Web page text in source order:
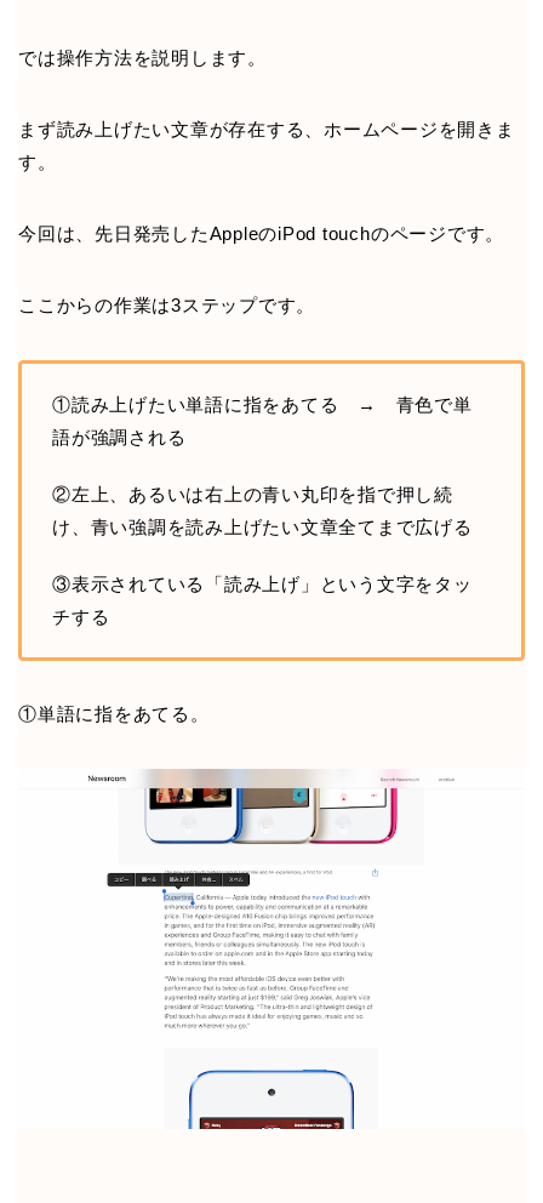
では操作方法を説明します。
まず読み上げたい文章が存在する、ホームページを開きま
す。
今回は、先日発売したAppleのiPod touchのページです。
ここからの作業は3ステップです。
①読み上げたい単語に指をあてる → 青色で単
語が強調される
②左上、あるいは右上の青い丸印を指で押し続
け、青い強調を読み上げたい文章全てまで広げる
③表示されている「読み上げ」という文字をタッ
チする
①単語に指をあてる。